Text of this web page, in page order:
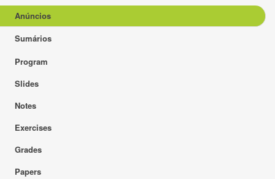
Anúncios
Sumários
Program
Slides
Notes
Exercises
Grades
Papers